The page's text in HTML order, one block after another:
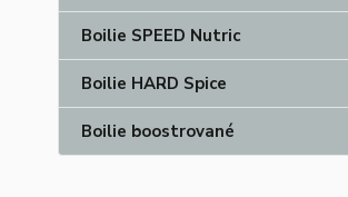
Boilie SPEED Nutric
Boilie HARD Spice
Boilie boostrované